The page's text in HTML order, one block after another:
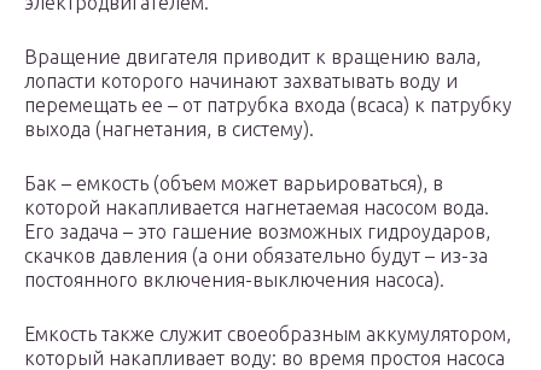
Вращение двигателя приводит к вращению вала,
лопасти которого начинают захватывать воду и
перемещать ее – от патрубка входа (всаса) к патрубку
выхода (нагнетания, в систему).
Бак – емкость (объем может варьироваться), в
которой накапливается нагнетаемая насосом вода.
Его задача – это гашение возможных гидроударов,
скачков давления (а они обязательно будут – из-за
постоянного включения-выключения насоса).
Емкость также служит своеобразным аккумулятором,
который накапливает воду: во время простоя насоса